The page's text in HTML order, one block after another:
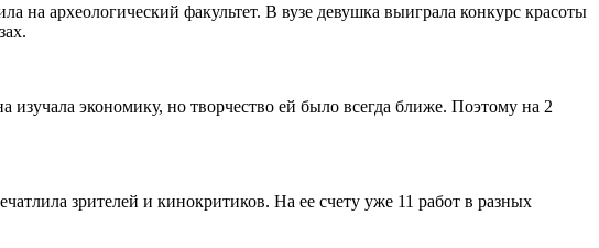
на археологический факультет. В вузе девушка выиграла конкурс красоты
экономику, но творчество ей было всегда ближе. Поэтому на 2
зрителей и кинокритиков. На ее счету уже 11 работ в разных